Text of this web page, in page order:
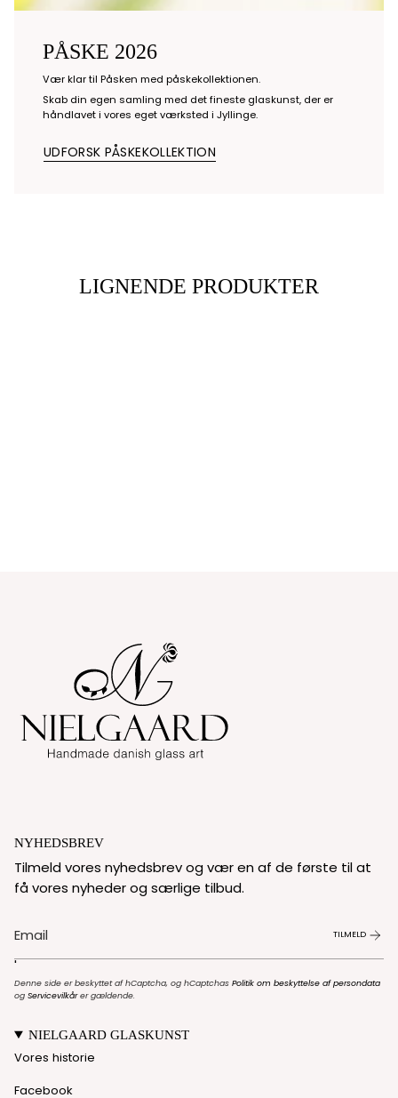
PÅSKE 2026
Vær klar til Påsken med påskekollektionen.
Skab din egen samling med det fineste glaskunst, der er
håndlavet i vores eget værksted i Jyllinge.
UDFORSK PÅSKEKOLLEKTION
LIGNENDE PRODUKTER
NYHEDSBREV
Tilmeld vores nyhedsbrev og vær en af de første til at
få vores nyheder og særlige tilbud.
TILMELD
'
Denne side er beskyttet af hCaptcha, og hCaptchas Politik om beskyttelse af persondata
og Servicevilkårer gældende.
NIELGAARD GLASKUNST
Vores historie
Facebook